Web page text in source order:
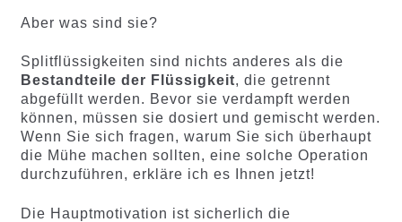
Aber was sind sie?
Splitflüssigkeiten sind nichts anderes als die
Bestandteile der Flüssigkeit, die getrennt
abgefüllt werden. Bevor sie verdampft werden
können, müssen sie dosiert und gemischt werden.
Wenn Sie sich fragen, warum Sie sich überhaupt
die Mühe machen sollten, eine solche Operation
durchzuführen, erkläre ich es Ihnen jetzt!
Die Hauptmotivation ist sicherlich die